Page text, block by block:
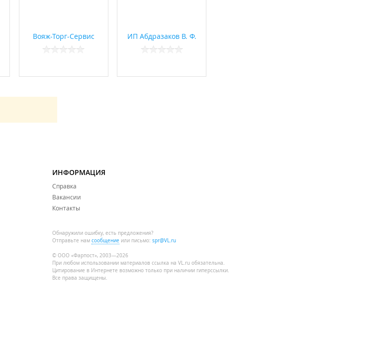
Вояж-Торг-Сервис ИП Абдразаков В. Ф.
ИНФОРМАЦИЯ
Справка
Вакансии
Контакты
Обнаружили ошибку, есть предложения?
Отправьте нам сообщение или письмо: spr@VL.ru
© ООО «Фарпост», 2003—2026
При любом использовании материалов ссылка на VL.ru обязательна.
Цитирование в Интернете возможно только при наличии гиперссылки.
Все права защищены.